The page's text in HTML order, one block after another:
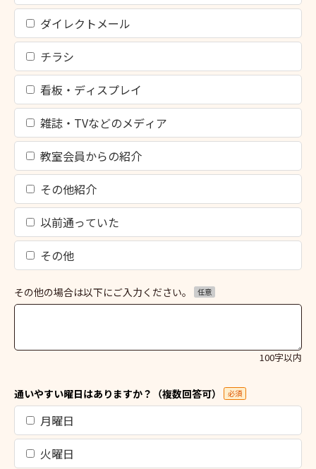
ダイレクトメール
チラシ
看板・ディスプレイ
雑誌・TVなどのメディア
教室会員からの紹介
その他紹介
以前通っていた
その他
その他の場合は以下にご入力ください。 任意
100字以内
通いやすい曜日はありますか？（複数回答可） 必須
月曜日
火曜日